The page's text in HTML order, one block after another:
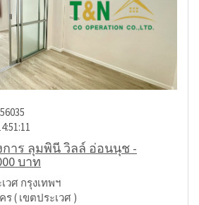
าร ลุมพินี วิลล์ อ่อนนุช -
บาท
วศ กรุงเทพฯ
( เขตประเวศ )